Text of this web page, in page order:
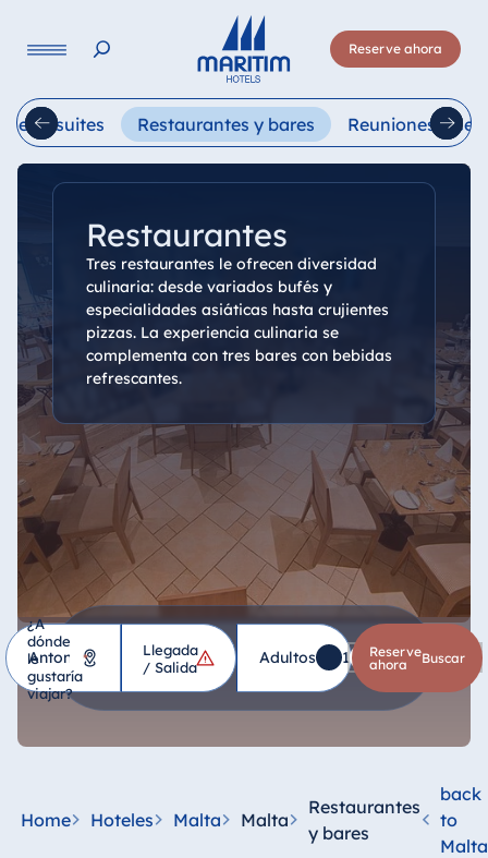
Reserve ahora
Deutsch English Français
y suites Restaurantes y bares Reuniones y
Restaurantes
Tres restaurantes le ofrecen diversidad
culinaria: desde variados bufés y
especialidades asiáticas hasta crujientes
pizzas. La experiencia culinaria se
complementa con tres bares con bebidas
refrescantes.
¿A
dónde
le
gustaría
viajar?
*
Hotel
Hotel Bad
Llegada
/ Salida
Adultos 1 Niños 0
Reserve
ahora
buscar
Home Hoteles Malta Malta
Restaurantes
y bares
back
to
Malta